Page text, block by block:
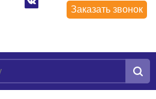
Заказать звонок